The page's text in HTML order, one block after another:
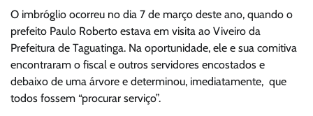
O imbróglio ocorreu no dia 7 de março deste ano, quando o
prefeito Paulo Roberto estava em visita ao Viveiro da
Prefeitura de Taguatinga. Na oportunidade, ele e sua comitiva
encontraram o fiscal e outros servidores encostados e
debaixo de uma árvore e determinou, imediatamente, que
todos fossem “procurar serviço”.